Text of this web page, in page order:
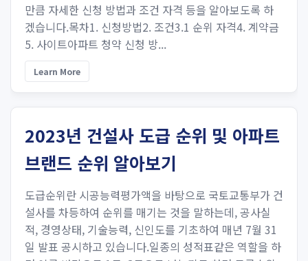
만큼 자세한 신청 방법과 조건 자격 등을 알아보도록 하
겠습니다.목차1. 신청방법2. 조건3.1 순위 자격4. 계약금
5. 사이트아파트 청약 신청 방...
Learn More
2023년 건설사 도급 순위 및 아파트
브랜드 순위 알아보기
도급순위란 시공능력평가액을 바탕으로 국토교통부가 건
설사를 차등하여 순위를 매기는 것을 말하는데, 공사실
적, 경영상태, 기술능력, 신인도를 기초하여 매년 7월 31
일 발표 공시하고 있습니다.일종의 성적표같은 역할을 하